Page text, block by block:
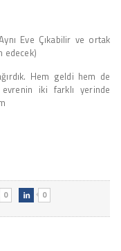
Eve Çıkabilir ve ortak
edecek)
Hem geldi hem de
iki farklı yerinde
0  0